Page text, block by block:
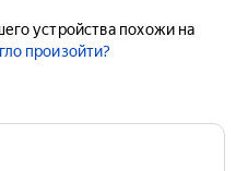
устройства похожи на
произойти?